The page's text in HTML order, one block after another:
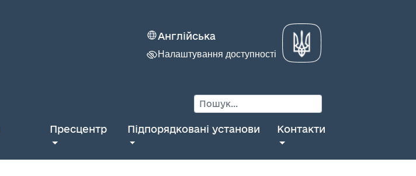
Англійська
Налаштування доступності
Пресцентр Підпорядковані установи Контакти